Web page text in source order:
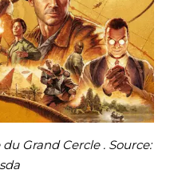
Grand Cercle . Source: